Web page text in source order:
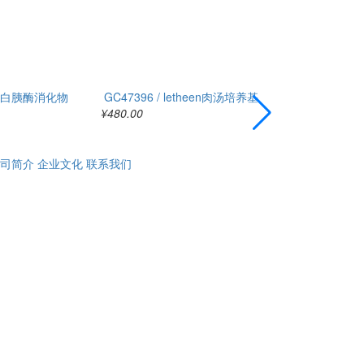
胰酶消化物
GC47396 / letheen肉汤培养基
¥480.00
简介 企业文化 联系我们